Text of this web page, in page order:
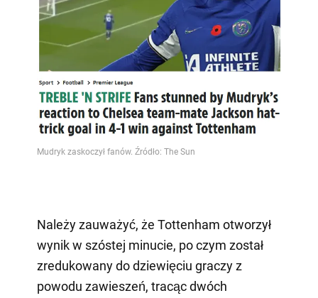
Należy zauważyć, że Tottenham otworzył
wynik w szóstej minucie, po czym został
zredukowany do dziewięciu graczy z
powodu zawieszeń, tracąc dwóch